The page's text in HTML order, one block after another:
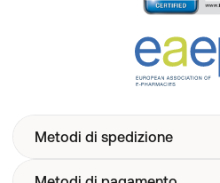
Metodi di spedizione